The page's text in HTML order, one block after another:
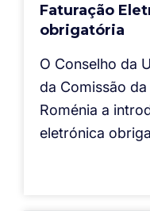
Faturação
obrigatória
O Conselho da
da Comissão
Roménia a
eletrónica